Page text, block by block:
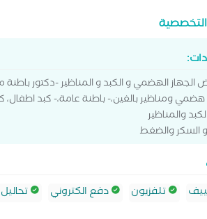
التخصصية
الجهاز الهضمي و الكبد و المناظير -دكتور
هضمي ومناظير بالغين،- باطنة عامة،- كبد
والمناظير
السكر والضغط
تلفزيون دفع الكتروني